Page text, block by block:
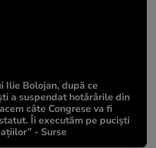
Ilie Bolojan, după ce
a suspendat hotărârile din
câte Congrese va fi
Îi executăm pe puciști
- Surse